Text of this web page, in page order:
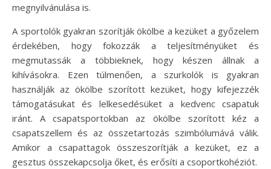
megnyilvánulása is.
A sportolók gyakran szorítják ökölbe a kezüket a győzelem
érdekében, hogy fokozzák a teljesítményüket és
megmutassák a többieknek, hogy készen állnak a
kihívásokra. Ezen túlmenően, a szurkolók is gyakran
használják az ökölbe szorított kezüket, hogy kifejezzék
támogatásukat és lelkesedésüket a kedvenc csapatuk
iránt. A csapatsportokban az ökölbe szorított kéz a
csapatszellem és az összetartozás szimbólumává válik.
Amikor a csapattagok összeszorítják a kezüket, ez a
gesztus összekapcsolja őket, és erősíti a csoportkohéziót.